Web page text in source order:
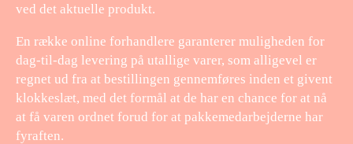
ved det aktuelle produkt.
En række online forhandlere garanterer muligheden for
dag-til-dag levering på utallige varer, som alligevel er
regnet ud fra at bestillingen gennemføres inden et givent
klokkeslæt, med det formål at de har en chance for at nå
at få varen ordnet forud for at pakkemedarbejderne har
fyraften.